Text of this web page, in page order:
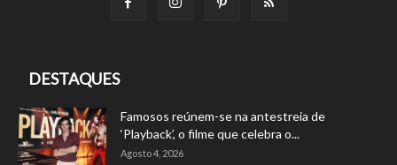
DESTAQUES
Famosos reúnem-se na antestreia de
‘Playback’, o filme que celebra o...
Agosto 4, 2026